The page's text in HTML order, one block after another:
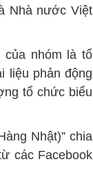
Nhà nước Việt
của nhóm là tổ
liệu phản động
tổ chức biểu
Nhật)” chia
các Facebook